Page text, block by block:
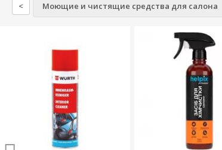
< Моющие и чистящие средства для салона